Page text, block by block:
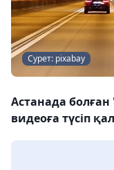
Сурет: pixabay
Астанада
видеоға түсіп